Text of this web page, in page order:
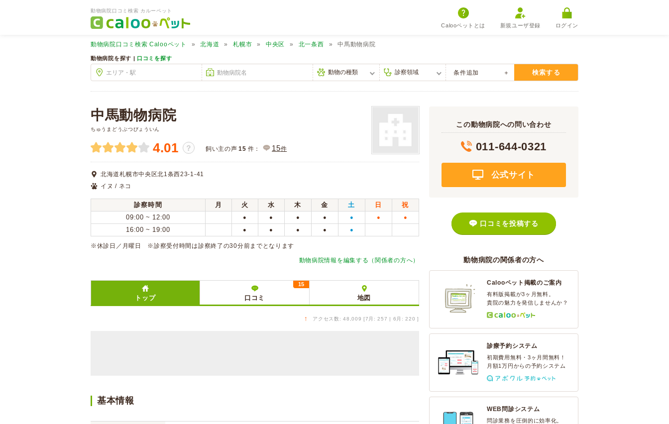
動物病院口コミ検索 カルーペット
Calooペットとは 新規ユーザ登録 ログイン
動物病院口コミ検索 Calooペット 北海道 札幌市 中央区 北一条西 中馬動物病院
動物病院を探す | 口コミを探す
条件追加 検索する
中馬動物病院
ちゅうまどうぶつびょういん
4.01 ？ 飼い主の声 15 件： 15件
北海道札幌市中央区北1条西23-1-41
イヌ / ネコ
診察時間 月 火 水 木 金 土 日
祝
09:00 ~ 12:00
● ● ● ● ● ● ●
16:00 ~ 19:00 ● ● ● ● ●
※休診日／月曜日 ※診察受付時間は診察終了の30分前までとなります
動物病院情報を編集する（関係者の方へ）
トップ 口コミ
15
地図
↑ アクセス数: 48,009 [7月: 257 | 6月: 220 ]
基本情報
この動物病院への問い合わせ
011-644-0321
公式サイト
口コミを投稿する
動物病院の関係者の方へ
Calooペット掲載のご案内
有料版掲載が3ヶ月無料。
貴院の魅力を発信しませんか？
診療予約システム
初期費用無料・3ヶ月間無料！
月額1万円からの予約システム
WEB問診システム
問診業務を圧倒的に効率化。